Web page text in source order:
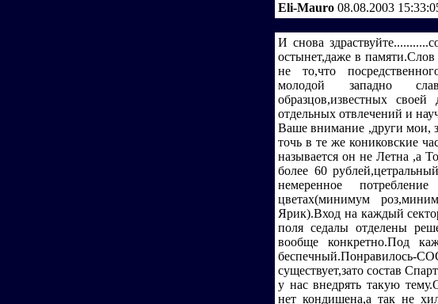
Eli-Mauro 08.08.2003
И снова
остынет,даже в
не то,что
молодой западно
образцов,известных
отдельных отвлечений и
Ваше внимание ,други мои,
точь в те же кониковские
называется он не Летна ,а
более 60
немеренное
цветах(минимум
Ярик).Вход на каждый
поля седалы отделены
вообще конкретно.Под
существует,зато состав
у нас внедрять такую
нет кондишена,а так не